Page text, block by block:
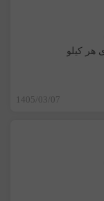
1405/03/07